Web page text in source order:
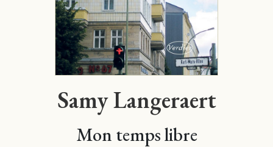
Samy Langeraert
Mon temps libre